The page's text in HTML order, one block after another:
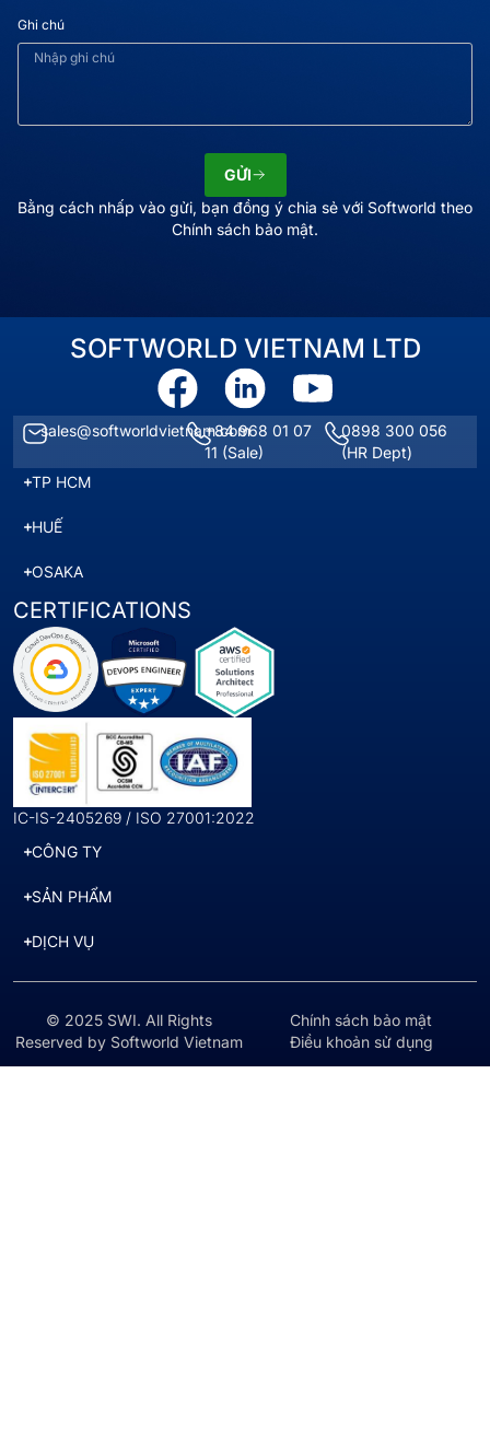
Ghi chú
GỬI
Bằng cách nhấp vào gửi, bạn đồng ý chia sẻ với Softworld theo
Chính sách bảo mật.
SOFTWORLD VIETNAM LTD
sales@softworldvietnam.com+84 968 01 07
11 (Sale)
0898 300 056
(HR Dept)
TP HCM
HUẾ
OSAKA
CERTIFICATIONS
IC-IS-2405269 / ISO 27001:2022
CÔNG TY
SẢN PHẨM
DỊCH VỤ
© 2025 SWI. All Rights
Reserved by Softworld Vietnam
Chính sách bảo mật
Điều khoản sử dụng